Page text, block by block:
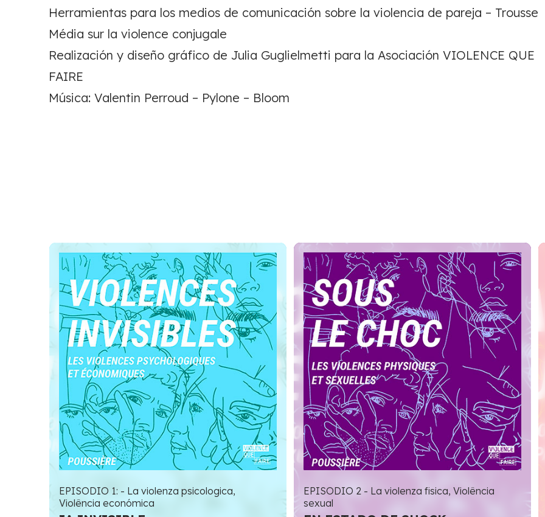
Herramientas para los medios de comunicación sobre la violencia de pareja – Trousse
Média sur la violence conjugale
Realización y diseño gráfico de Julia Guglielmetti para la Asociación VIOLENCE QUE
FAIRE
Música: Valentin Perroud – Pylone – Bloom
EPISODIO 1: - La violenza psicologica,
Violência económica
EPISODIO 2 - La violenza fisica, Violência
sexual